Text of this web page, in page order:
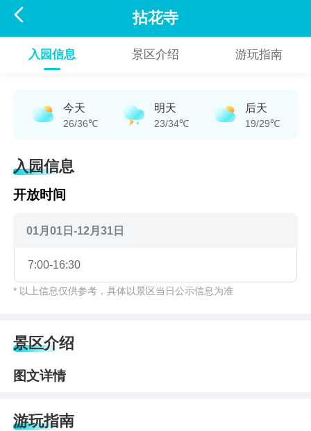
 拈花寺
入园信息 景区介绍 游玩指南
今天
26/36℃
明天
23/34℃
后天
19/29℃
入园信息
开放时间
01月01日-12月31日
7:00-16:30
* 以上信息仅供参考，具体以景区当日公示信息为准
景区介绍
图文详情
游玩指南